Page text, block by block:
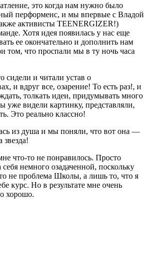
это когда нам нужно было
перформенс, и мы впервые с Владой
активисты TEENERGIZER!)
Хотя идея появилась у нас еще
ее окончательно и дополнить нам
том, что проспали мы в ту ночь часа
и читали устав о
и вдруг все, озарение! То есть раз!, и
толкать идеи, придумывать много
уже видели картинку, представляли,
Это реально классно!
из душа и мы поняли, что вот она —
звезда!
что-то не понравилось. Просто
себя немного озадаченной, поскольку
не проблема Школы, а лишь то, что я
курс. Но в результате мне очень
хорошо.